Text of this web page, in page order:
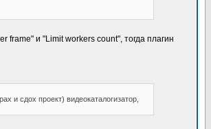
frame" и "Limit workers count", тогда плагин
и сдох проект) видеокаталогизатор,